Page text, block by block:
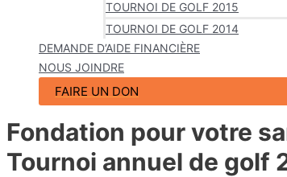
TOURNOI DE GOLF 2015
TOURNOI DE GOLF 2014
DEMANDE D’AIDE FINANCIÈRE
NOUS JOINDRE
FAIRE UN DON
Fondation pour votre
Tournoi annuel de golf